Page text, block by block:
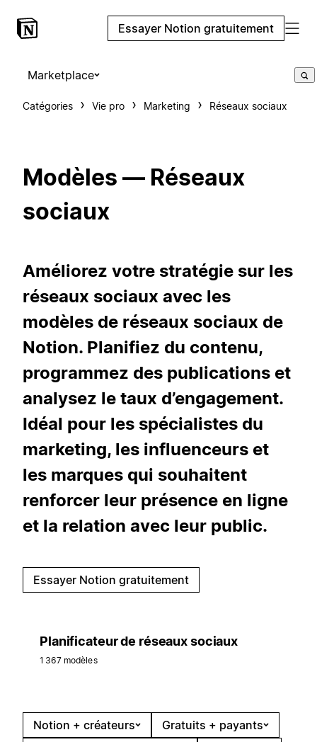
Essayer Notion gratuitement
Marketplace
Catégories Vie pro Marketing Réseaux sociaux
Modèles — Réseaux
sociaux
Améliorez votre stratégie sur les
réseaux sociaux avec les
modèles de réseaux sociaux de
Notion. Planifiez du contenu,
programmez des publications et
analysez le taux d’engagement.
Idéal pour les spécialistes du
marketing, les influenceurs et
les marques qui souhaitent
renforcer leur présence en ligne
et la relation avec leur public.
Essayer Notion gratuitement
Planificateur de réseaux sociaux
1 367 modèles
Notion + créateurs
Gratuits + payants